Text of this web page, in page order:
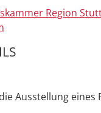
Region
Ausstellung